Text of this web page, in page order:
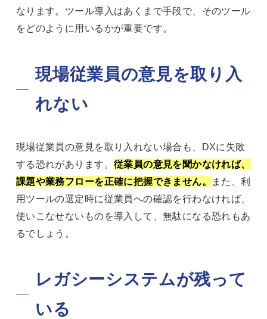
なります。ツール導入はあくまで手段で、そのツール
をどのように用いるかが重要です。
現場従業員の意見を取り入
れない
現場従業員の意見を取り入れない場合も、DXに失敗
する恐れがあります。 従業員の意見を聞かなければ、
課題や業務フローを正確に把握できません。
また、利
用ツールの選定時に従業員への確認を行わなければ、
使いこなせないものを導入して、無駄になる恐れもあ
るでしょう。
レガシーシステムが残って
いる